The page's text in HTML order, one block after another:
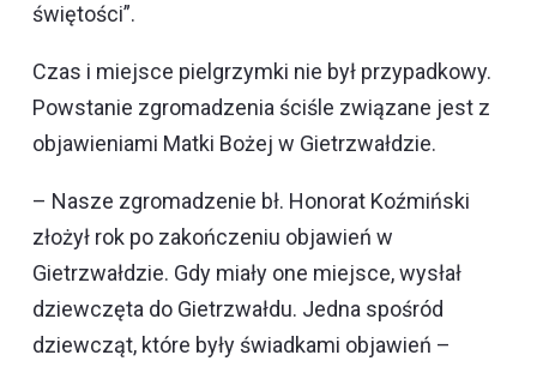
świętości”.
Czas i miejsce pielgrzymki nie był przypadkowy.
Powstanie zgromadzenia ściśle związane jest z
objawieniami Matki Bożej w Gietrzwałdzie.
– Nasze zgromadzenie bł. Honorat Koźmiński
złożył rok po zakończeniu objawień w
Gietrzwałdzie. Gdy miały one miejsce, wysłał
dziewczęta do Gietrzwałdu. Jedna spośród
dziewcząt, które były świadkami objawień –